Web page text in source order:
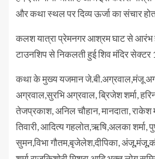
और कथा स्थल पर दिव्य ऊर्जा का संचार
कलश यात्रा प्रेमनगर आश्रम घाट से आरंभ
टाउनशिप से निकलती हुई शिव मंदिर सेक्टर
कथा के मुख्य यजमान जे.बी.अग्रवाल,मंजू
अग्रवाल,सुरभि अग्रवाल, ब्रिजेश शर्मा,
तेजप्रकाश, अनिल चौहान, मानदाता, राकेश
तिवारी, आदित्य गहलोत,ऋषि,अलका शर्मा,
सुमन,विभा गौतम,बृजेलेश,दीपिका,